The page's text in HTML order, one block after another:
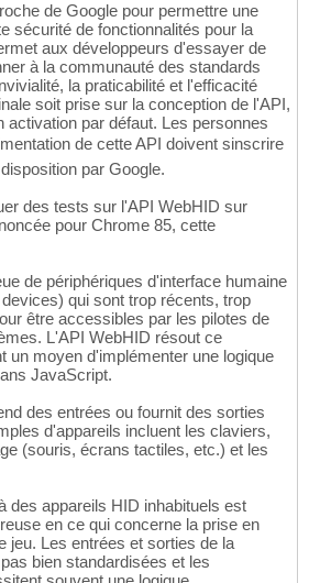
de Google pour permettre une
sécurité de fonctionnalités pour la
aux développeurs d'essayer de
à la communauté des standards
la praticabilité et l'efficacité
soit prise sur la conception de l'API,
activation par défaut. Les personnes
de cette API doivent sinscrire
par Google.
des tests sur l'API WebHID sur
pour Chrome 85, cette
de périphériques d'interface humaine
qui sont trop récents, trop
être accessibles par les pilotes de
L'API WebHID résout ce
un moyen d'implémenter une logique
JavaScript.
des entrées ou fournit des sorties
d'appareils incluent les claviers,
(souris, écrans tactiles, etc.) et les
des appareils HID inhabituels est
en ce qui concerne la prise en
jeu. Les entrées et sorties de la
bien standardisées et les